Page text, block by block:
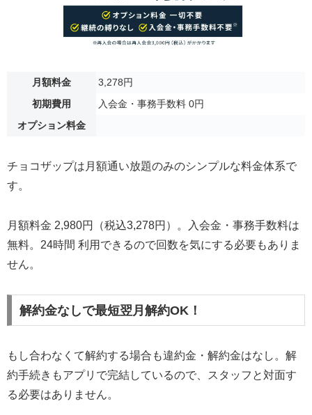
月額料金
3,278円
初期費用
入会金・事務手数料 0円
オプション料金
チョコザップは月額通い放題のみのシンプルな料金体系で
す。
月額料金 2,980円（税込3,278円）。入会金・事務手数料は
無料。24時間 利用できるので回数を気にする必要もありま
せん。
解約金なしで最短翌月解約OK！
もし合わなくて解約する場合も違約金・解約金はなし。解
約手続きもアプリで完結しているので、スタッフと対面す
る必要はありません。